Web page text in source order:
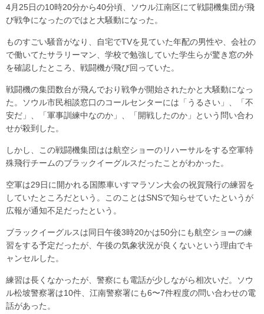
4月25日の10時20分から40分頃、ソウル江南区にて戦闘機集団が飛
び戦争になったのではと大騒動になった。
ものすごい騒音がなり、自宅でTVを見ていた年配の男性や、会社の
で働いてたサラリーマン、学校で勉強していた学生らが驚き窓の外
を確認したところ、戦闘機が飛び回っていた。
戦闘機の集団数台が飛んでおり戦争が開始されたかと大騒動になっ
た。ソウル市民相談窓口のコールセンターには「うるさい」、「不
安だ」、「軍事訓練中なのか」、「開戦したのか」という問い合わ
せが殺到した。
しかし、この戦闘機集団はは航空ショーのリハーサルをする空軍特
殊飛行チームのブラックイーグルスだったことがわかった。
空軍は29日に開かれる国際車いすマラソン大会の祝賀飛行の練習を
していたところだという。このことはSNSで知らせていたというが
広報が通知不足だったという。
ブラックイーグルスは同日午後3時20かは50分にも航空ショーの練
習をする予定だったが、午後の気象状況が良くないという理由でキ
ャンセルした。
練習は長くなかったが、警察にも電話が少しながら相次いだ。ソウ
ル松坡警察署は10件、江南警察署にも6〜7件程度の問い合わせの電
話があった。